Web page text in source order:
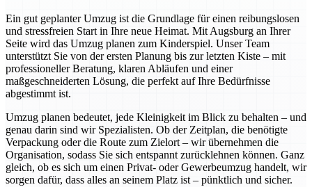
Ein gut geplanter Umzug ist die Grundlage für einen reibungslosen
und stressfreien Start in Ihre neue Heimat. Mit Augsburg an Ihrer
Seite wird das Umzug planen zum Kinderspiel. Unser Team
unterstützt Sie von der ersten Planung bis zur letzten Kiste – mit
professioneller Beratung, klaren Abläufen und einer
maßgeschneiderten Lösung, die perfekt auf Ihre Bedürfnisse
abgestimmt ist.
Umzug planen bedeutet, jede Kleinigkeit im Blick zu behalten – und
genau darin sind wir Spezialisten. Ob der Zeitplan, die benötigte
Verpackung oder die Route zum Zielort – wir übernehmen die
Organisation, sodass Sie sich entspannt zurücklehnen können. Ganz
gleich, ob es sich um einen Privat- oder Gewerbeumzug handelt, wir
sorgen dafür, dass alles an seinem Platz ist – pünktlich und sicher.